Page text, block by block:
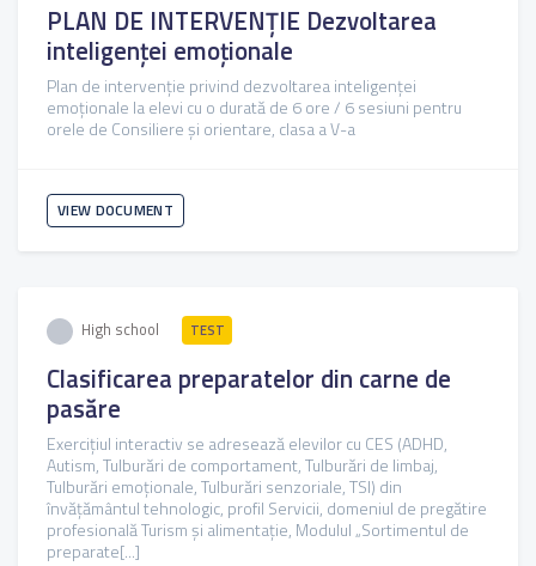
PLAN DE INTERVENȚIE Dezvoltarea
inteligenței emoționale
Plan de intervenție privind dezvoltarea inteligenței
emoționale la elevi cu o durată de 6 ore / 6 sesiuni pentru
orele de Consiliere și orientare, clasa a V-a
VIEW DOCUMENT
High school TEST
Clasificarea preparatelor din carne de
pasăre
Exercițiul interactiv se adresează elevilor cu CES (ADHD,
Autism, Tulburări de comportament, Tulburări de limbaj,
Tulburări emoționale, Tulburări senzoriale, TSI) din
învățământul tehnologic, profil Servicii, domeniul de pregătire
profesională Turism și alimentație, Modulul „Sortimentul de
preparate[...]